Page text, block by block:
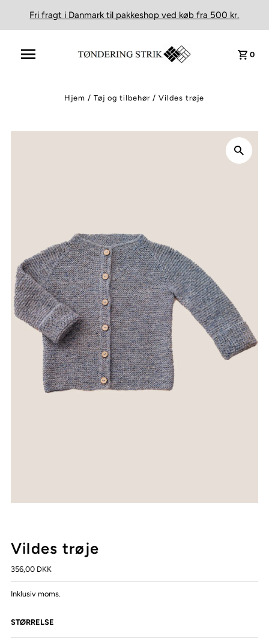
Fri fragt i Danmark til pakkeshop ved køb fra 500 kr.
0
Hjem /Tøj og tilbehør /Vildes trøje
Vildes trøje
356,00 DKK
Inklusiv moms.
STØRRELSE